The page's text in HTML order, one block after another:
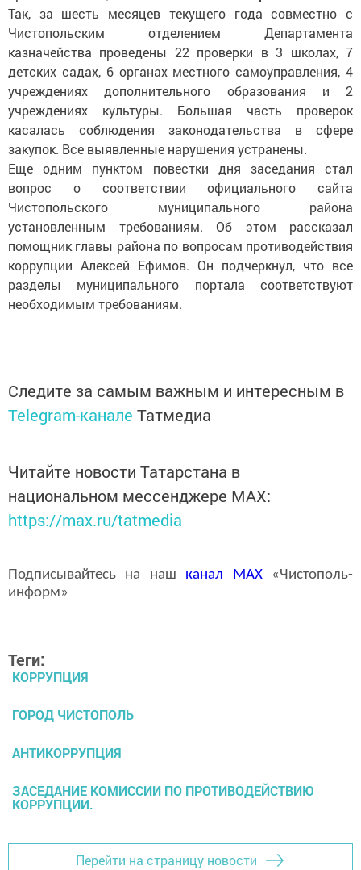
Так, за шесть месяцев текущего года совместно с
Чистопольским отделением Департамента
казначейства проведены 22 проверки в 3 школах, 7
детских садах, 6 органах местного самоуправления, 4
учреждениях дополнительного образования и 2
учреждениях культуры. Большая часть проверок
касалась соблюдения законодательства в сфере
закупок. Все выяв­ленные нарушения устранены.
Еще одним пунктом повестки дня заседания стал
вопрос о соот­ветствии официального сайта
Чистопольского муниципального района
установленным требованиям. Об этом рассказал
помощник главы района по вопросам противодействия
коррупции Алексей Ефимов. Он подчеркнул, что все
разделы муниципального портала соответствуют
необходимым требованиям.
Следите за самым важным и интересным в
Telegram-канале Татмедиа
Читайте новости Татарстана в
национальном мессенджере MАХ:
https://max.ru/tatmedia
Подписывайтесь на наш канал MAX«Чистополь-
информ»
Теги:
КОРРУПЦИЯ
ГОРОД ЧИСТОПОЛЬ
АНТИКОРРУПЦИЯ
ЗАСЕДАНИЕ КОМИССИИ ПО ПРОТИВОДЕЙСТВИЮ
КОРРУПЦИИ.
Перейти на страницу новости